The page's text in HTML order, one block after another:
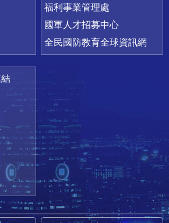
福利事業管理處
國軍人才招募中心
全民國防教育全球資訊網